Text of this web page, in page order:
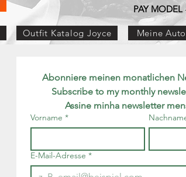
PAY MODEL
Outfit Katalog Joyce Meine
Abonniere meinen monatlichen
Subscribe to my monthly
Assine minha newsletter
Vorname *
E-Mail-Adresse *